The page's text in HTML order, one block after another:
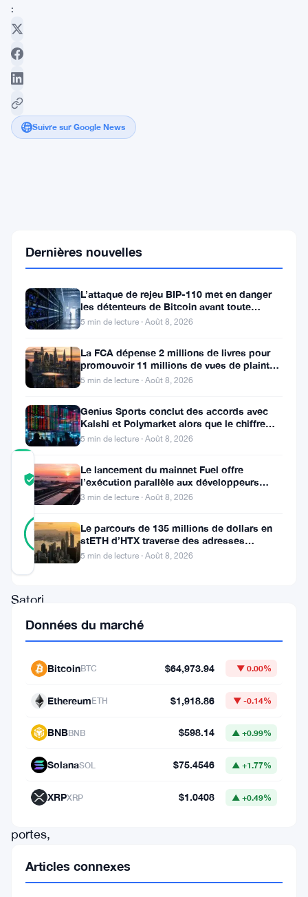
:
Suivre sur Google News
levée
fonds
dollars
menée
Capital
COMMUNITY
TRUST
SCORE
Vérifié
91%
RÉEL
Vérifié
votes
Mis à jour 2 mois il y a
Satori
Finance,
c’est
plateforme
d’échange
fermé
portes,
Dernières nouvelles
L’attaque de rejeu BIP-110 met en danger
les détenteurs de Bitcoin avant toute
scission de chaîne
5 min de lecture · Août 8, 2026
La FCA dépense 2 millions de livres pour
promouvoir 11 millions de vues de plaintes
sur le financement
5 min de lecture · Août 8, 2026
Genius Sports conclut des accords avec
Kalshi et Polymarket alors que le chiffre
d’affaires du T2 atteint
5 min de lecture · Août 8, 2026
Le lancement du mainnet Fuel offre
l’exécution parallèle aux développeurs
d’Ethereum
3 min de lecture · Août 8, 2026
Le parcours de 135 millions de dollars en
stETH d’HTX traverse des adresses
Poloniex
5 min de lecture · Août 8, 2026
Données du marché
BitcoinBTC $64,973.94 ▼ 0.00%
EthereumETH $1,918.86 ▼ -0.14%
BNBBNB $598.14 ▲ +0.99%
SolanaSOL $75.4546 ▲ +1.77%
XRPXRP $1.0408 ▲ +0.49%
Articles connexes